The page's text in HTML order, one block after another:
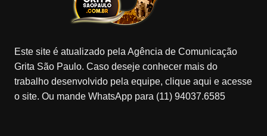
Este site é atualizado pela Agência de Comunicação
Grita São Paulo. Caso deseje conhecer mais do
trabalho desenvolvido pela equipe, clique aqui e acesse
o site. Ou mande WhatsApp para (11) 94037.6585